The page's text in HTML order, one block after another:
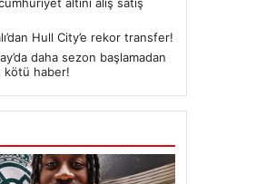
altını alış satış
Hull City’e rekor transfer!
daha sezon başlamadan
kötü haber!